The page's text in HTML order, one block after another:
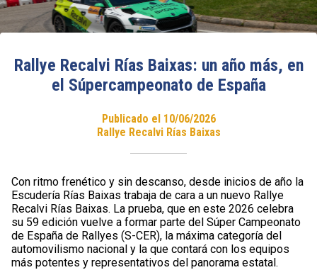
Rallye Recalvi Rías Baixas: un año más, en
el Súpercampeonato de España
Publicado el 10/06/2026
Rallye Recalvi Rías Baixas
Con ritmo frenético y sin descanso, desde inicios de año la
Escudería Rías Baixas trabaja de cara a un nuevo Rallye
Recalvi Rías Baixas. La prueba, que en este 2026 celebra
su 59 edición vuelve a formar parte del Súper Campeonato
de España de Rallyes (S-CER), la máxima categoría del
automovilismo nacional y la que contará con los equipos
más potentes y representativos del panorama estatal.